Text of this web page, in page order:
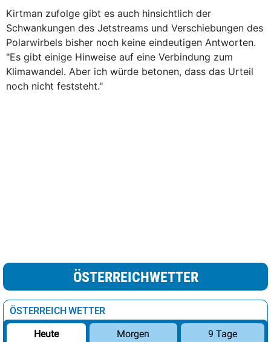
Kirtman zufolge gibt es auch hinsichtlich der
Schwankungen des Jetstreams und Verschiebungen des
Polarwirbels bisher noch keine eindeutigen Antworten.
"Es gibt einige Hinweise auf eine Verbindung zum
Klimawandel. Aber ich würde betonen, dass das Urteil
noch nicht feststeht."
ÖSTERREICHWETTER
ÖSTERREICH WETTER
Heute Morgen 9 Tage